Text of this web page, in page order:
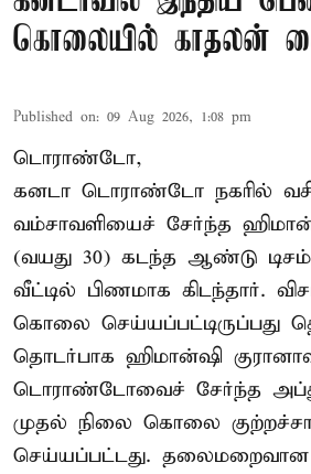
கொலையில் காதலன்
Published on: 09 Aug 2026, 1:08 pm
டொராண்டோ,
கனடா டொராண்டோ நகரில்
வம்சாவளியைச் சேர்ந்த
(வயது 30) கடந்த ஆண்டு
வீட்டில் பிணமாக கிடந்தார்.
கொலை செய்யப்பட்டிருப்பது
தொடர்பாக ஹிமான்ஷி
டொராண்டோவைச் சேர்ந்த
முதல் நிலை கொலை
செய்யப்பட்டது. தலைமறைவான